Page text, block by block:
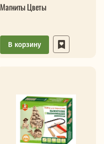
Магниты Цветы
В корзину